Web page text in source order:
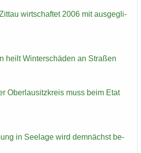
wirt­schaf­tet 2006 mit aus­ge­gli­
heilt Win­ter­schä­den an Stra­ßen
Ober­lau­sitz­kreis muss beim Etat
in See­la­ge wird dem­nächst be­